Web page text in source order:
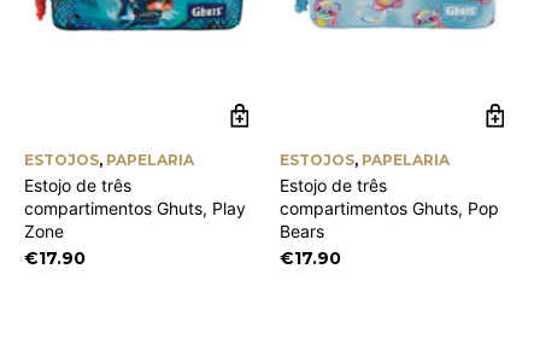
ESTOJOS, PAPELARIA
Estojo de três
compartimentos Ghuts, Play
Zone
€17.90
ESTOJOS, PAPELARIA
Estojo de três
compartimentos Ghuts, Pop
Bears
€17.90